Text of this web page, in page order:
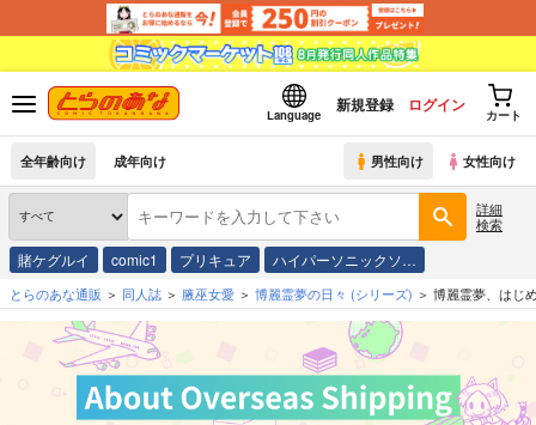
Language
新規登録 ログイン
カート
全年齢向け 成年向け 男性向け 女性向け
詳細
検索
賭ケグルイ comic1 プリキュア ハイパーソニックソ…
とらのあな通販 同人誌 腋巫女愛 博麗霊夢の日々 (シリーズ) 博麗霊夢、はじ